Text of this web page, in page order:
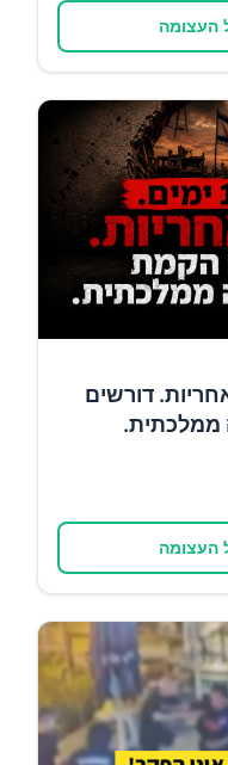
העצומה
אחריות. דורשים
ממלכתית.
העצומה